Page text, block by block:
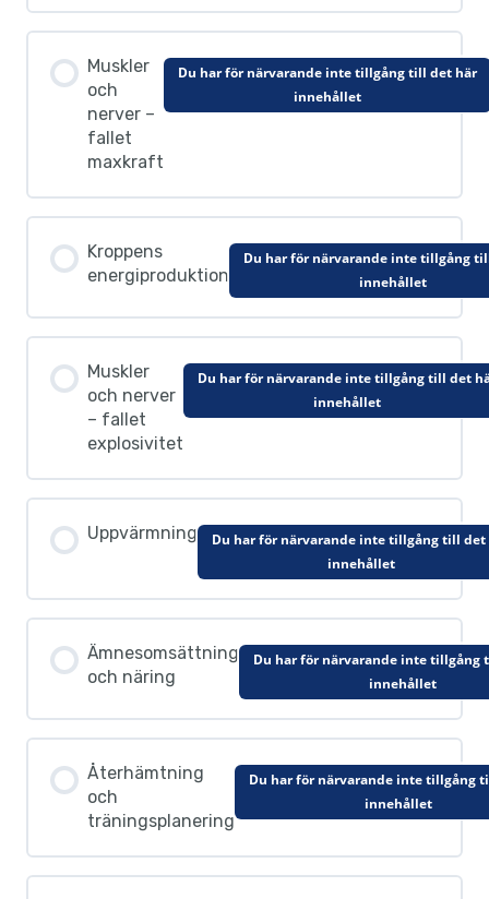
Muskler
och
nerver –
fallet
maxkraft
Du har för närvarande inte tillgång till det här
innehållet
Kroppens
energiproduktion
Du har för närvarande inte tillgång
innehållet
Muskler
och nerver
– fallet
explosivitet
Du har för närvarande inte tillgång till det
innehållet
Uppvärmning
Du har för närvarande inte tillgång till det
innehållet
Ämnesomsättning
och näring
Du har för närvarande inte tillgång
innehållet
Återhämtning
och
träningsplanering
Du har för närvarande inte tillgång
innehållet